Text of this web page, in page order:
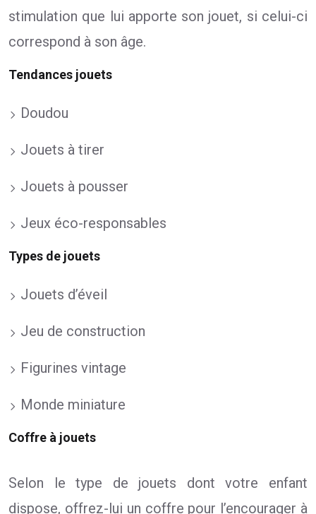
stimulation que lui apporte son jouet, si celui-ci
correspond à son âge.
Tendances jouets
Doudou
Jouets à tirer
Jouets à pousser
Jeux éco-responsables
Types de jouets
Jouets d’éveil
Jeu de construction
Figurines vintage
Monde miniature
Coffre à jouets
Selon le type de jouets dont votre enfant
dispose, offrez-lui un coffre pour l’encourager à